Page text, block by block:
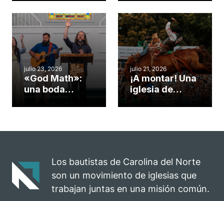
Cary se
convirtió en un
insólito campo
misionero te
cuento
obra de Dios
durante la
Semana
ServeNC
julio 23, 2026
«God Math»:
una boda
celebra el
julio 21, 2026
¡A montar! Una
iglesia de
rodeo anual en
para el
ministerio
Los bautistas de Carolina del Norte
son un movimiento de iglesias que
trabajan juntas en una misión común.